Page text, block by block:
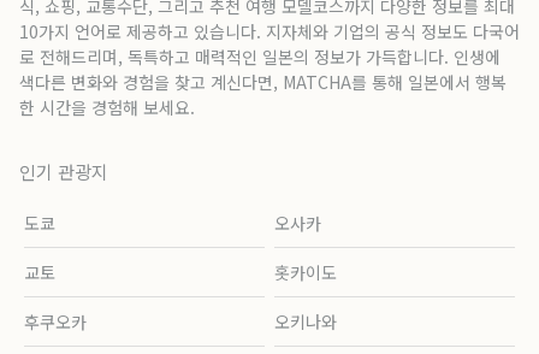
식, 쇼핑, 교통수단, 그리고 추천 여행 모델코스까지 다양한 정보를 최대
10가지 언어로 제공하고 있습니다. 지자체와 기업의 공식 정보도 다국어
로 전해드리며, 독특하고 매력적인 일본의 정보가 가득합니다. 인생에
색다른 변화와 경험을 찾고 계신다면, MATCHA를 통해 일본에서 행복
한 시간을 경험해 보세요.
인기 관광지
도쿄 오사카
교토 홋카이도
후쿠오카 오키나와